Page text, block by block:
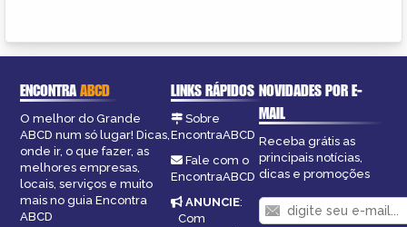
ENCONTRAABCD
O melhor do Grande
ABCD num só lugar! Dicas,
onde ir, o que fazer, as
melhores empresas,
locais, serviços e muito
mais no guia Encontra
ABCD
LINKS RÁPIDOS
Sobre
EncontraABCD
Fale com o
EncontraABCD
ANUNCIE:
Com
NOVIDADES POR E-
MAIL
Receba grátis as
principais notícias,
dicas e promoções